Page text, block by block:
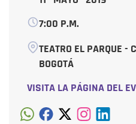
7:00 P.M.
TEATRO EL PARQUE
BOGOTÁ
VISITA LA PÁGINA DEL